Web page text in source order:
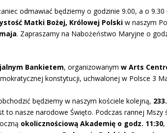
odmawiać będziemy o godzinie 9.00, a o
Matki Bożej, Królowej Polski w naszym
. Zapraszamy na Nabożeństwo Maryjne o
Bankietem, organizowanymw Arts
konstytucji, uchwalonej w Polsce 3
będziemy w naszym kościele kolejną,
to nasze narodowe Święto. Podczas rannej
okolicznościową Akademię o godz. 11:30,